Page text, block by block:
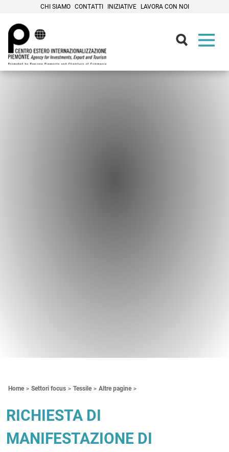
CHI SIAMO CONTATTI INIZIATIVE LAVORA CON NOI
Contenuti Principali
Home Settori focus Tessile Altre pagine
RICHIESTA DI
MANIFESTAZIONE DI